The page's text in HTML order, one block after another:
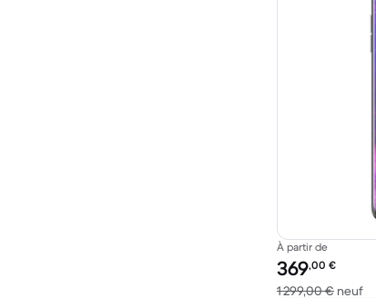
À partir de
Prix reconditionné
369,00 €
1 299,00 € neuf